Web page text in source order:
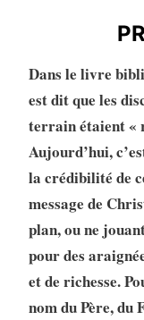
Dans le livre
est dit que les
terrain étaient «
Aujourd’hui,
la crédibilité de
message de
plan, ou ne
pour des
et de richesse.
nom du Père, du